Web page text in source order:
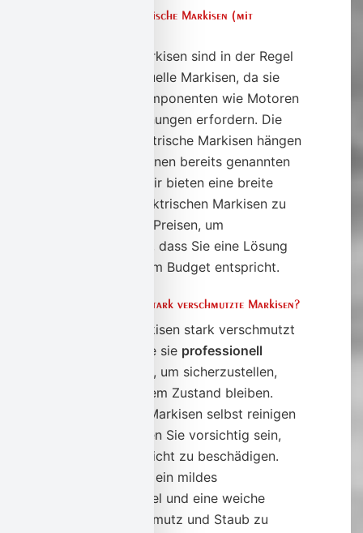
Was kosten elektrische Markisen (mit
Elektrische Markisen sind in der Regel
teurer als manuelle Markisen, da sie
zusätzliche Komponenten wie Motoren
und Fernbedienungen erfordern. Die
Kosten für elektrische Markisen hängen
von verschiedenen bereits genannten
Faktoren ab. Wir bieten eine breite
Palette von elektrischen Markisen zu
verschiedenen Preisen, um
sicherzustellen, dass Sie eine Lösung
finden, die Ihrem Budget entspricht.
Wie reinigt man stark verschmutzte Markisen?
Wenn Ihre Markisen stark verschmutzt
sind, sollten Sie sie professionell
lassen, um sicherzustellen,
dass sie in gutem Zustand bleiben.
Wenn Sie Ihre Markisen selbst reinigen
möchten, sollten Sie vorsichtig sein,
um den Stoff nicht zu beschädigen.
Verwenden Sie ein mildes
Reinigungsmittel und eine weiche
Bürste, um Schmutz und Staub zu